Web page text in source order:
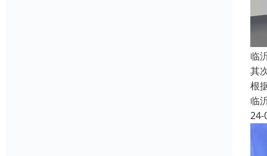
临
其
根
临
24-